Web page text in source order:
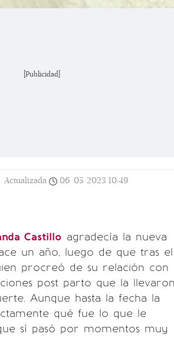
[Publicidad]
Actualizada 06/05/2023 10:49
Castillo agradecía la nueva
un año, luego de que tras el
procreó de su relación con
post parto que la llevaron
Aunque hasta la fecha la
qué fue lo que le
sí pasó por momentos muy